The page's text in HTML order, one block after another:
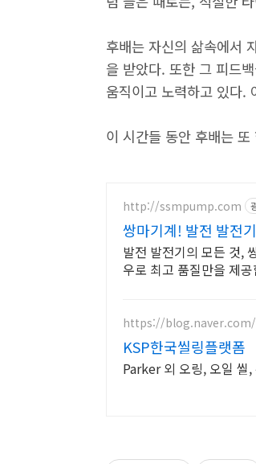
후배는 자신의 삶속에서
을 받았다. 또한 그 피드
움직이고 노력하고 있다.
이 시간들 동안 후배는
http://ssmpump.com
쌍마기계! 발전 발전
발전 발전기의 모든 것,
우로 최고 품질만을 제
https://
KSP한국씰링플랫폼
Parker 외 오링, 오일 씰